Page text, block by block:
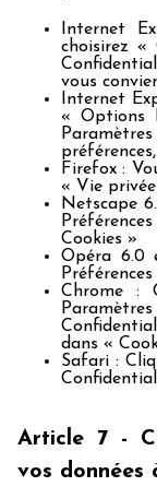
Internet
choisirez
vous
Internet
« Options
Firefox :
« Vie
Netscape
Cookies »
Opéra 6.0
Chrome :
dans «
Safari :
Article 7 -
vos données